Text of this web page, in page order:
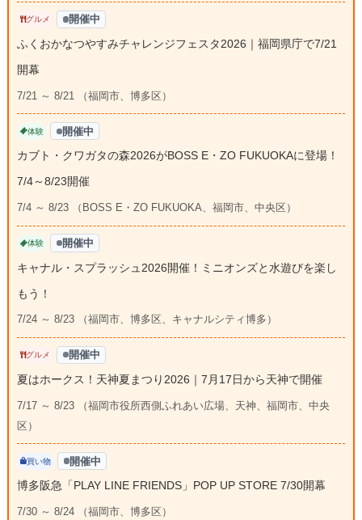
グルメ 開催中
ふくおかなつやすみチャレンジフェスタ2026｜福岡県庁で7/21
開幕
7/21 ～ 8/21 （福岡市、博多区）
体験 開催中
カブト・クワガタの森2026がBOSS E・ZO FUKUOKAに登場！
7/4～8/23開催
7/4 ～ 8/23 （BOSS E・ZO FUKUOKA、福岡市、中央区）
体験 開催中
キャナル・スプラッシュ2026開催！ミニオンズと水遊びを楽し
もう！
7/24 ～ 8/23 （福岡市、博多区、キャナルシティ博多）
グルメ 開催中
夏はホークス！天神夏まつり2026｜7月17日から天神で開催
7/17 ～ 8/23 （福岡市役所西側ふれあい広場、天神、福岡市、中央
区）
買い物 開催中
博多阪急「PLAY LINE FRIENDS」POP UP STORE 7/30開幕
7/30 ～ 8/24 （福岡市、博多区）